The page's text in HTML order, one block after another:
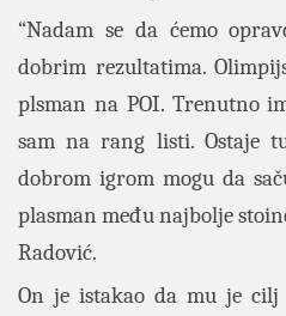
“Nadam se da ćemo
dobrim rezultatima.
plsman na POI. Trenutno
sam na rang listi. Ostaje
dobrom igrom mogu da
plasman među najbolje
Radović.
On je istakao da mu je